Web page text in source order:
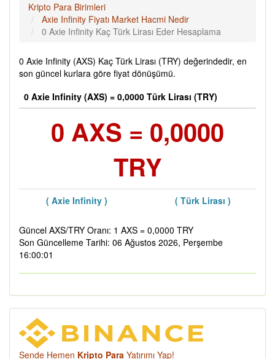
Kripto Para Birimleri
Axie Infinity Fiyatı Market Hacmi Nedir
0 Axie Infinity Kaç Türk Lirası Eder Hesaplama
0 Axie Infinity (AXS) Kaç Türk Lirası (TRY) değerindedir, en
son güncel kurlara göre fiyat dönüşümü.
0 Axie Infinity (AXS) = 0,0000 Türk Lirası (TRY)
0 AXS = 0,0000
TRY
( Axie Infinity ) ( Türk Lirası )
Güncel AXS/TRY Oranı: 1 AXS = 0,0000 TRY
Son Güncelleme Tarihi: 06 Ağustos 2026, Perşembe
16:00:01
Sende Hemen Kripto Para Yatırımı Yap!